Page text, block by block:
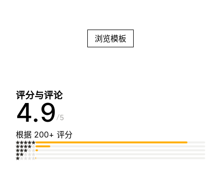
浏览模板
评分与评论
4.9 5
根据 200+ 评分